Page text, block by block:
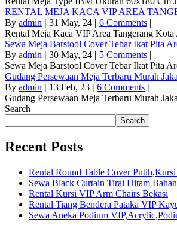
RENTAL MEJA KACA VIP AREA
By admin | 31 May, 24 | 6 Comments |
Rental Meja Kaca VIP Area Tangerang
Sewa Meja Barstool Cover Tebar Ikat Pita
By admin | 30 May, 24 | 5 Comments |
Sewa Meja Barstool Cover Tebar Ikat Pita
Gudang Persewaan Meja Terbaru Murah
By admin | 13 Feb, 23 | 6 Comments |
Gudang Persewaan Meja Terbaru Murah
Search
Search
Recent Posts
Rental Round Table Cover
Sewa Black Curtain Tirai Hitam
Rental Kursi VIP Arm Chairs Bekasi
Rental Tiang Bendera Pataka VIP
Sewa Aneka Podium